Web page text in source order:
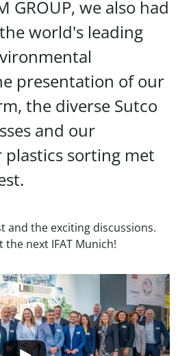
GROUP, we also had
world's leading
presentation of our
the diverse Sutco
and our
sorting met
and the exciting discussions.
the next IFAT Munich!